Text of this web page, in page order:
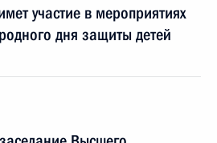
участие в мероприятиях
дня защиты детей